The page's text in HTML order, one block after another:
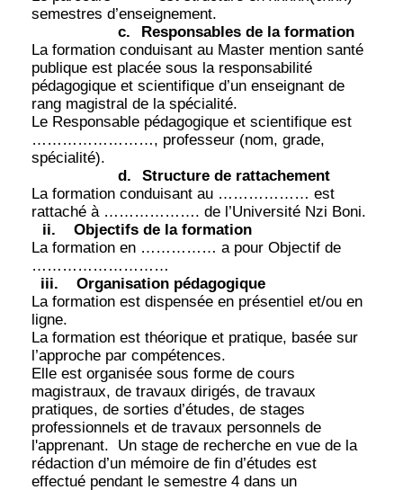
semestres d’enseignement.
c.
Responsables de la formation
La formation conduisant au Master mention santé
publique est placée sous la responsabilité
pédagogique et scientifique d’un enseignant de
rang magistral de la spécialité.
Le Responsable pédagogique et scientifique est
……………………, professeur (nom, grade,
spécialité).
d.
Structure de rattachement
La formation conduisant au ……………… est
rattaché à ………………. de l’Université Nzi Boni.
ii.
Objectifs de la formation
La formation en …………… a pour Objectif de
………………………
iii.
Organisation pédagogique
La formation est dispensée en présentiel et/ou en
ligne.
La formation est théorique et pratique, basée sur
l’approche par compétences.
Elle est organisée sous forme de cours
magistraux, de travaux dirigés, de travaux
pratiques, de sorties d’études, de stages
professionnels et de travaux personnels de
l'apprenant.
Un stage de recherche en vue de la
rédaction d’un mémoire de fin d’études est
effectué pendant le semestre 4 dans un